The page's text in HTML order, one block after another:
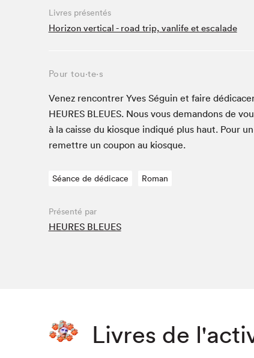
Café La Presse
Espace Côte-des-Neiges
La lecture en cadeau
Le grand jeu de lecture à voix haute du Salon du
de Montréal
Lettres québécoises au Salon
Louisiane enracinée et branchée
Mur des illustrateur·rice·s
Livres présentés
Horizon vertical - road trip, vanlife et escalade
Pour tou⋅te⋅s
Venez ren­con­tr­er Yves Séguin et faire
HEURES BLEUES. Nous vous deman­dons de
à la caisse du kiosque indiqué plus haut. Pour
remet­tre un coupon au kiosque.
Séance de dédicace Roman
Présenté par
HEURES BLEUES
Livres de